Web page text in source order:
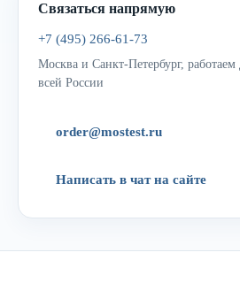
Связаться напрямую
+7 (495) 266-61-73
Москва и Санкт-Петербург,
всей России
order@mostest.ru
Написать в чат на сайте